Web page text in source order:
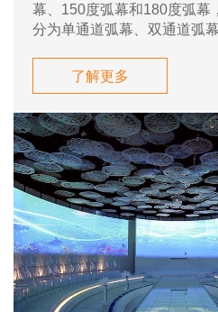
幕、150度弧幕和180度弧幕
分为单通道弧幕、双通道弧
了解更多